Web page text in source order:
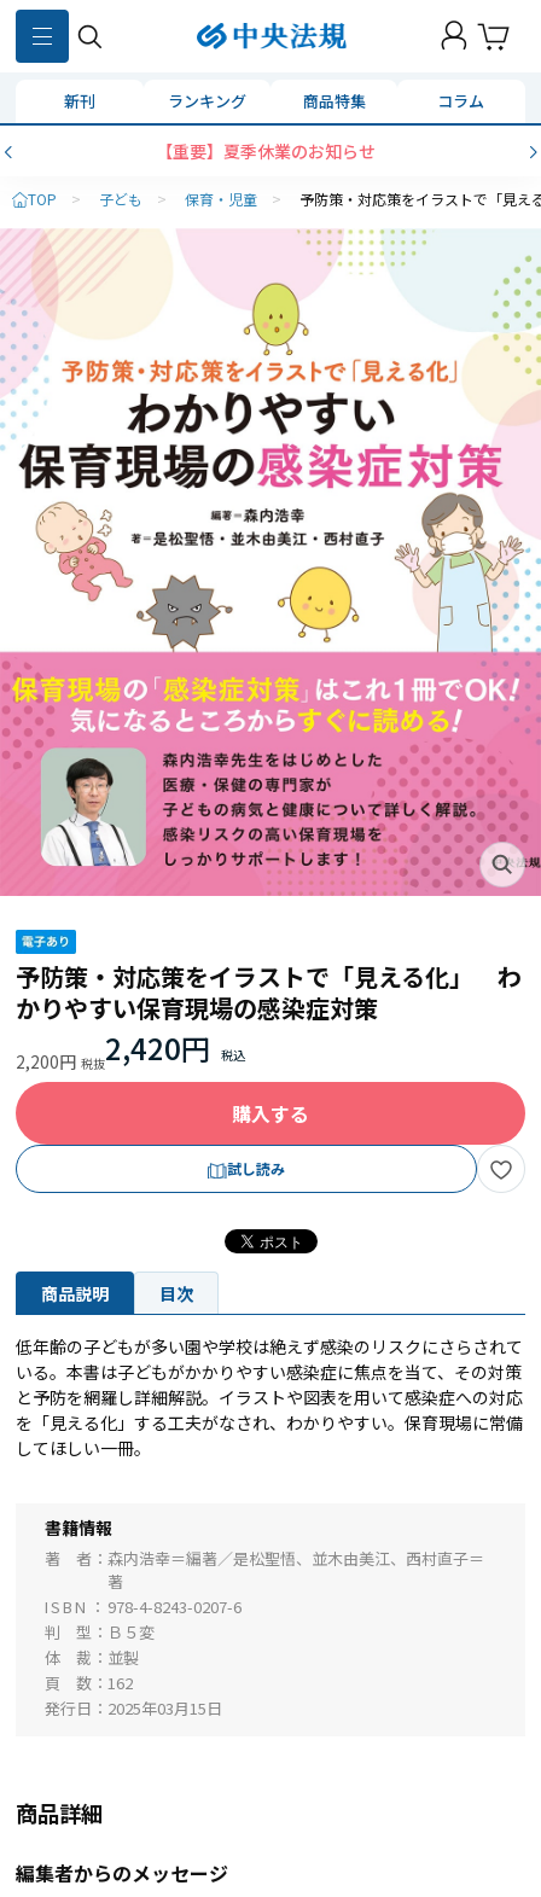
新刊 ランキング 商品特集 コラム
【重要】夏季休業のお知らせ
TOP > 子ども > 保育・児童 > 予防策・対応策をイラストで「見
予防策・対応策をイラストで「見える化」 わ
かりやすい保育現場の感染症対策
2,200円 2,420円
購入する
試し読み
商品説明 目次
低年齢の子どもが多い園や学校は絶えず感染のリスクにさらされて
いる。本書は子どもがかかりやすい感染症に焦点を当て、その対策
と予防を網羅し詳細解説。イラストや図表を用いて感染症への対応
を「見える化」する工夫がなされ、わかりやすい。保育現場に常備
してほしい一冊。
書籍情報
著 者
森内浩幸＝編著／是松聖悟、並木由美江、西村直子＝
著
ISBN
978-4-8243-0207-6
判 型
Ｂ５変
体 裁
並製
頁 数
162
発行日
2025年03月15日
商品詳細
編集者からのメッセージ